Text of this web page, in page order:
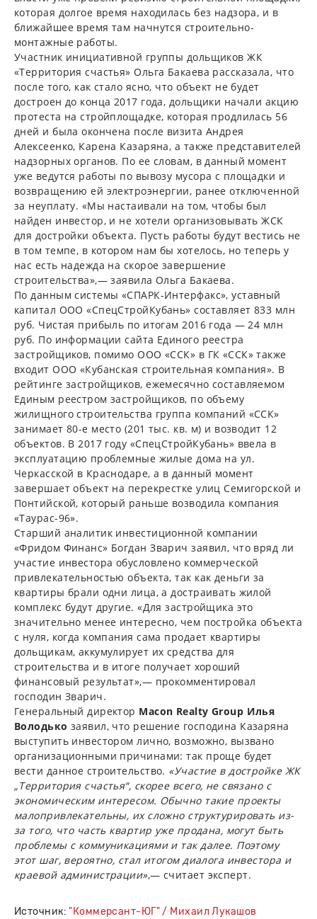
которая долгое время находилась без надзора, и в
ближайшее время там начнутся строительно-
монтажные работы.
Участник инициативной группы дольщиков ЖК
«Территория счастья» Ольга Бакаева рассказала, что
после того, как стало ясно, что объект не будет
достроен до конца 2017 года, дольщики начали акцию
протеста на стройплощадке, которая продлилась 56
дней и была окончена после визита Андрея
Алексеенко, Карена Казаряна, а также представителей
надзорных органов. По ее словам, в данный момент
уже ведутся работы по вывозу мусора с площадки и
возвращению ей электроэнергии, ранее отключенной
за неуплату. «Мы настаивали на том, чтобы был
найден инвестор, и не хотели организовывать ЖСК
для достройки объекта. Пусть работы будут вестись не
в том темпе, в котором нам бы хотелось, но теперь у
нас есть надежда на скорое завершение
строительства»,— заявила Ольга Бакаева.
По данным системы «СПАРК-Интерфакс», уставный
капитал ООО «СпецСтройКубань» составляет 833 млн
руб. Чистая прибыль по итогам 2016 года — 24 млн
руб. По информации сайта Единого реестра
застройщиков, помимо ООО «ССК» в ГК «ССК» также
входит ООО «Кубанская строительная компания». В
рейтинге застройщиков, ежемесячно составляемом
Единым реестром застройщиков, по объему
жилищного строительства группа компаний «ССК»
занимает 80-е место (201 тыс. кв. м) и возводит 12
объектов. В 2017 году «СпецСтройКубань» ввела в
эксплуатацию проблемные жилые дома на ул.
Черкасской в Краснодаре, а в данный момент
завершает объект на перекрестке улиц Семигорской и
Понтийской, который раньше возводила компания
«Таурас-96».
Старший аналитик инвестиционной компании
«Фридом Финанс» Богдан Зварич заявил, что вряд ли
участие инвестора обусловлено коммерческой
привлекательностью объекта, так как деньги за
квартиры брали одни лица, а достраивать жилой
комплекс будут другие. «Для застройщика это
значительно менее интересно, чем постройка объекта
с нуля, когда компания сама продает квартиры
дольщикам, аккумулирует их средства для
строительства и в итоге получает хороший
финансовый результат»,— прокомментировал
господин Зварич.
Генеральный директор Macon Realty Group Илья
Володько заявил, что решение господина Казаряна
выступить инвестором лично, возможно, вызвано
организационными причинами: так проще будет
вести данное строительство. «Участие в достройке ЖК
„Территория счастья“, скорее всего, не связано с
экономическим интересом. Обычно такие проекты
малопривлекательны, их сложно структурировать из-
за того, что часть квартир уже продана, могут быть
проблемы с коммуникациями и так далее. Поэтому
этот шаг, вероятно, стал итогом диалога инвестора и
краевой администрации»,— считает эксперт.
Источник:"Коммерсант-ЮГ" / Михаил Лукашов